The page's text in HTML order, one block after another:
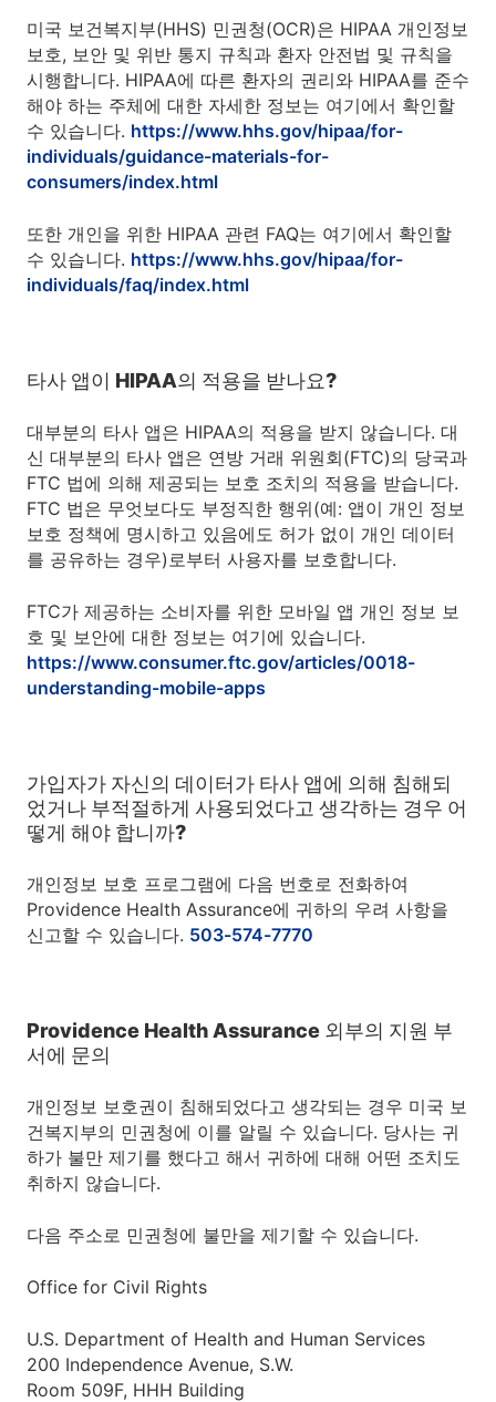
미국 보건복지부(HHS) 민권청(OCR)은 HIPAA 개인정보
보호, 보안 및 위반 통지 규칙과 환자 안전법 및 규칙을
시행합니다. HIPAA에 따른 환자의 권리와 HIPAA를 준수
해야 하는 주체에 대한 자세한 정보는 여기에서 확인할
수 있습니다. https://www.hhs.gov/hipaa/for-
individuals/guidance-materials-for-
consumers/index.html
또한 개인을 위한 HIPAA 관련 FAQ는 여기에서 확인할
수 있습니다. https://www.hhs.gov/hipaa/for-
individuals/faq/index.html
타사 앱이 HIPAA의 적용을 받나요?
대부분의 타사 앱은 HIPAA의 적용을 받지 않습니다. 대
신 대부분의 타사 앱은 연방 거래 위원회(FTC)의 당국과
FTC 법에 의해 제공되는 보호 조치의 적용을 받습니다.
FTC 법은 무엇보다도 부정직한 행위(예: 앱이 개인 정보
보호 정책에 명시하고 있음에도 허가 없이 개인 데이터
를 공유하는 경우)로부터 사용자를 보호합니다.
FTC가 제공하는 소비자를 위한 모바일 앱 개인 정보 보
호 및 보안에 대한 정보는 여기에 있습니다.
https://www.consumer.ftc.gov/articles/0018-
understanding-mobile-apps
가입자가 자신의 데이터가 타사 앱에 의해 침해되
었거나 부적절하게 사용되었다고 생각하는 경우 어
떻게 해야 합니까?
개인정보 보호 프로그램에 다음 번호로 전화하여
Providence Health Assurance에 귀하의 우려 사항을
신고할 수 있습니다. 503-574-7770
Providence Health Assurance 외부의 지원 부
서에 문의
개인정보 보호권이 침해되었다고 생각되는 경우 미국 보
건복지부의 민권청에 이를 알릴 수 있습니다. 당사는 귀
하가 불만 제기를 했다고 해서 귀하에 대해 어떤 조치도
취하지 않습니다.
다음 주소로 민권청에 불만을 제기할 수 있습니다.
Office for Civil Rights
U.S. Department of Health and Human Services
200 Independence Avenue, S.W.
Room 509F, HHH Building